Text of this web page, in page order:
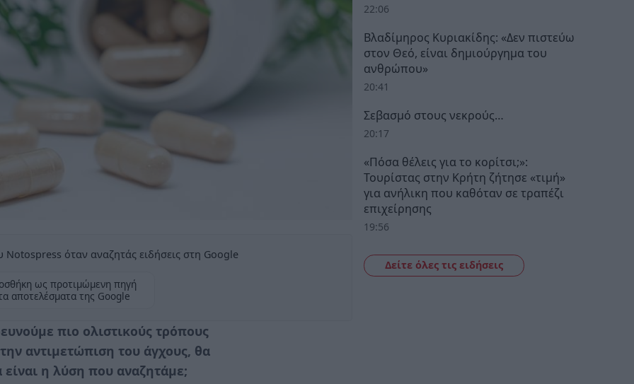
όταν αναζητάς ειδήσεις στη Google
ως προτιμώμενη πηγή
αποτελέσματα της Google
πιο ολιστικούς τρόπους
αντιμετώπιση του άγχους, θα
η λύση που αναζητάμε;
22:06
Βλαδίμηρος Κυριακίδης: «Δεν πιστεύω
στον Θεό, είναι δημιούργημα του
ανθρώπου»
20:41
Σεβασμό στους νεκρούς…
20:17
«Πόσα θέλεις για το κορίτσι;»:
Τουρίστας στην Κρήτη ζήτησε «τιμή»
για ανήλικη που καθόταν σε τραπέζι
επιχείρησης
19:56
Δείτε όλες τις ειδήσεις